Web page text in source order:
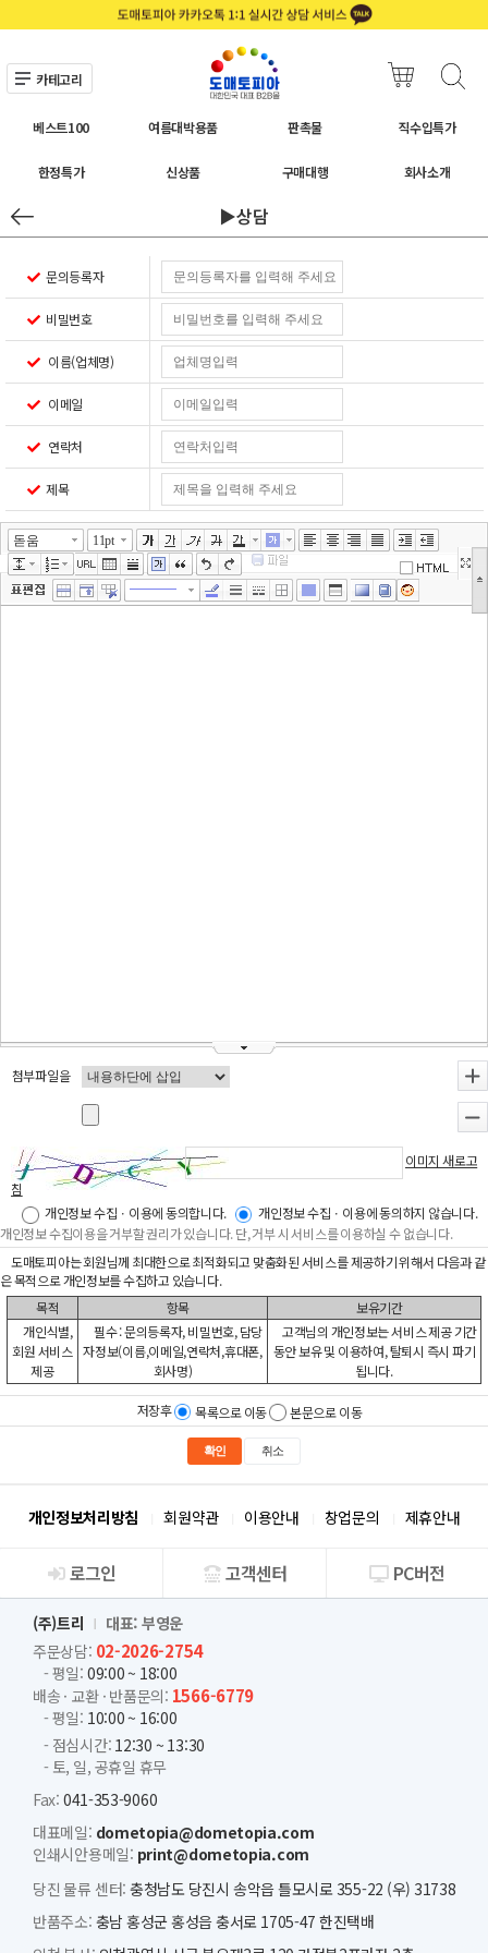
카테고리
베스트100 여름대박용품 판촉물 직수입특가
한정특가 신상품 구매대행 회사소개
▶상담
문의등록자
비밀번호
이름(업체명)
이메일
연락처
제목
돋움 11pt
첨부파일을
이미지 새로고
침
개인정보 수집ㆍ이용에 동의합니다.
개인정보 수집ㆍ이용에 동의하지 않습니다.
개인정보 수집이용을 거부할 권리가 있습니다. 단, 거부 시 서비스를 이용하실 수 없습니다.
도매토피아는 회원님께 최대한으로 최적화되고 맞춤화된 서비스를 제공하기 위해서 다음과 같
은 목적으로 개인정보를 수집하고 있습니다.
목적
항목
보유기간
개인식별,
회원 서비스
제공
필수 : 문의등록자, 비밀번호, 담당
자정보(이름,이메일,연락처,휴대폰,
회사명)
고객님의 개인정보는 서비스 제공 기간
동안 보유 및 이용하여, 탈퇴시 즉시 파기
됩니다.
저장후 목록으로 이동 본문으로 이동
확인 취소
개인정보처리방침 회원약관 이용안내 창업문의 제휴안내
회사소개
로그인 고객센터 PC버전
(주)트리
대표: 부영운
주문상담: 02-2026-2754
- 평일: 09:00 ~ 18:00
배송 · 교환 · 반품문의: 1566-6779
- 평일: 10:00 ~ 16:00
- 점심시간: 12:30 ~ 13:30
- 토, 일, 공휴일 휴무
Fax: 041-353-9060
대표메일: dometopia@dometopia.com
인쇄시안용메일: print@dometopia.com
당진 물류 센터: 충청남도 당진시 송악읍 틀모시로 355-22 (우) 31738
반품주소: 충남 홍성군 홍성읍 충서로 1705-47 한진택배